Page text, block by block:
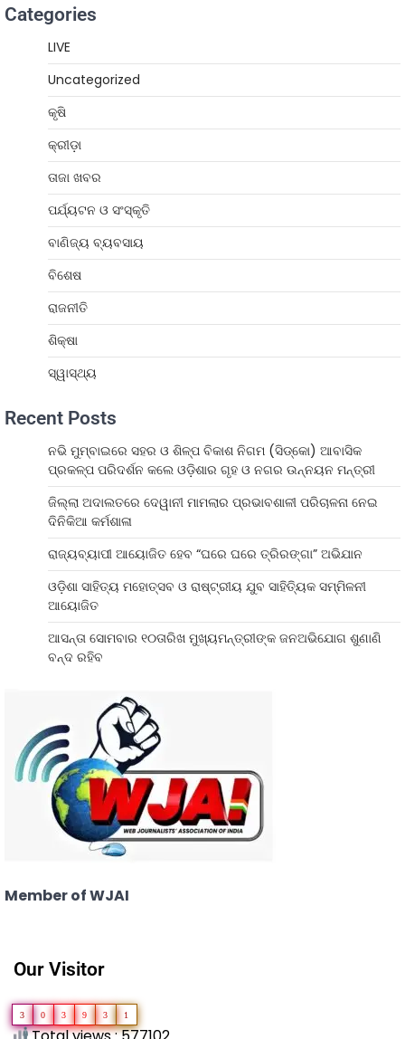
Categories
LIVE
Uncategorized
କୃଷି
କ୍ରୀଡ଼ା
ତାଜା ଖବର
ପର୍ଯ୍ୟଟନ ଓ ସଂସ୍କୃତି
ବାଣିଜ୍ୟ ବ୍ୟବସାୟ
ବିଶେଷ
ରାଜନୀତି
ଶିକ୍ଷା
ସ୍ୱାସ୍ଥ୍ୟ
Recent Posts
ନଭି ମୁମ୍ବାଇରେ ସହର ଓ ଶିଳ୍ପ ବିକାଶ ନିଗମ (ସିଡ୍‌କୋ) ଆବାସିକ
ପ୍ରକଳ୍ପ ପରିଦର୍ଶନ କଲେ ଓଡ଼ିଶାର ଗୃହ ଓ ନଗର ଉନ୍ନୟନ ମନ୍ତ୍ରୀ
ଜିଲ୍ଲା ଅଦାଲତରେ ଦେୱାନୀ ମାମଲାର ପ୍ରଭାବଶାଳୀ ପରିଚାଳନା ନେଇ
ଦିନିକିଆ କର୍ମଶାଳା
ରାଜ୍ୟବ୍ୟାପୀ ଆୟୋଜିତ ହେବ “ଘରେ ଘରେ ତ୍ରିରଙ୍ଗା” ଅଭିଯାନ
ଓଡ଼ିଶା ସାହିତ୍ୟ ମହୋତ୍ସବ ଓ ରାଷ୍ଟ୍ରୀୟ ଯୁବ ସାହିତ୍ୟିକ ସମ୍ମିଳନୀ
ଆୟୋଜିତ
ଆସନ୍ତା ସୋମବାର ୧୦ତାରିଖ ମୁଖ୍ୟମନ୍ତ୍ରୀଙ୍କ ଜନଅଭିଯୋଗ ଶୁଣାଣି
ବନ୍ଦ ରହିବ
Member of WJAI
Our Visitor
3 0 3 9 3 1